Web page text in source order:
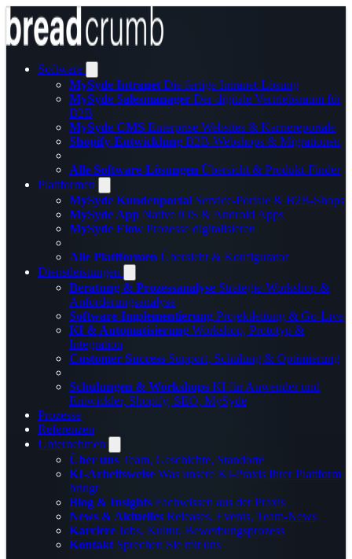
Software
MySyde Intranet Die fertige Intranet-Lösung
MySyde Salesmanager Der digitale Vertriebsraum für
B2B
MySyde CMS Enterprise Websites & Karriereportale
Shopify-Entwicklung B2B-Webshops & Migrationen
Alle Software-Lösungen Übersicht & Produkt-Finder
Plattformen
MySyde Kundenportal Service-Portale & B2B-Shops
MySyde App Native iOS & Android Apps
MySyde Flow Prozesse digitalisieren
Alle Plattformen Übersicht & Konfigurator
Dienstleistungen
Beratung & Prozessanalyse Strategie-Workshop &
Anforderungsanalyse
Software-Implementierung Projektleitung & Go-Live
KI & Automatisierung Workshop, Prototyp &
Integration
Customer Success Support, Schulung & Optimierung
Schulungen & Workshops KI für Anwender und
Entwickler, Shopify, SEO, MySyde
Prozesse
Referenzen
Unternehmen
Über uns Team, Geschichte, Standorte
KI-Arbeitsweise Was unsere KI-Praxis Ihrer Plattform
bringt
Blog & Insights Fachwissen aus der Praxis
News & Aktuelles Releases, Events, Team-News
Karriere Jobs, Kultur, Bewerbungsprozess
Kontakt Sprechen Sie mit uns